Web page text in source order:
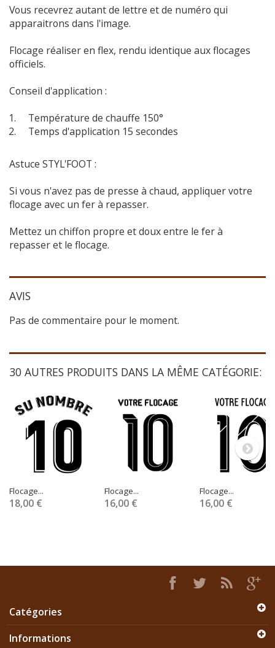
Vous recevrez autant de lettre et de numéro qui
apparaitrons dans l'image.
Flocage réaliser en flex, rendu identique aux flocages
officiels.
Conseil d'application :
Température de chauffe 150°
Temps d'application 15 secondes
Astuce STYL'FOOT :
Si vous n'avez pas de presse à chaud, appliquer votre
flocage avec un fer à repasser.
Mettez un chiffon propre et doux entre le fer à
repasser et le flocage.
AVIS
Pas de commentaire pour le moment.
30 AUTRES PRODUITS DANS LA MÊME CATÉGORIE:
Flocage...
18,00 €
Flocage...
16,00 €
Flocage...
16,00 €
Catégories
Informations